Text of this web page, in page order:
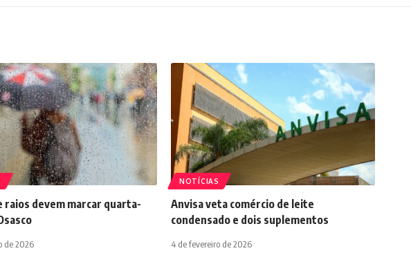
raios devem marcar quarta-
de 2026
NOTÍCIAS
Anvisa veta comércio de leite
condensado e dois suplementos
4 de fevereiro de 2026